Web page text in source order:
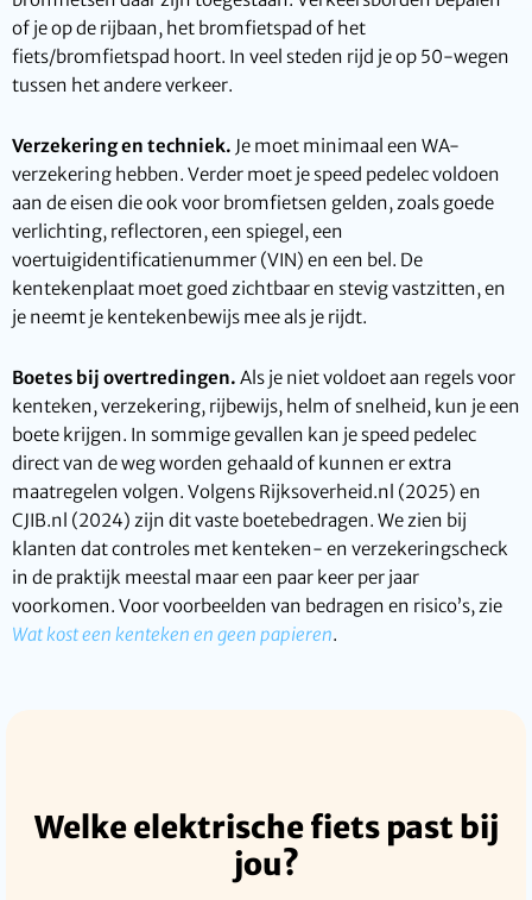
of je op de rijbaan, het bromfietspad of het
fiets/bromfietspad hoort. In veel steden rijd je op 50-wegen
tussen het andere verkeer.
Verzekering en techniek. Je moet minimaal een WA-
verzekering hebben. Verder moet je speed pedelec voldoen
aan de eisen die ook voor bromfietsen gelden, zoals goede
verlichting, reflectoren, een spiegel, een
voertuigidentificatienummer (VIN) en een bel. De
kentekenplaat moet goed zichtbaar en stevig vastzitten, en
je neemt je kentekenbewijs mee als je rijdt.
Boetes bij overtredingen. Als je niet voldoet aan regels voor
kenteken, verzekering, rijbewijs, helm of snelheid, kun je een
boete krijgen. In sommige gevallen kan je speed pedelec
direct van de weg worden gehaald of kunnen er extra
maatregelen volgen. Volgens Rijksoverheid.nl (2025) en
CJIB.nl (2024) zijn dit vaste boetebedragen. We zien bij
klanten dat controles met kenteken- en verzekeringscheck
in de praktijk meestal maar een paar keer per jaar
voorkomen. Voor voorbeelden van bedragen en risico’s, zie
Wat kost een kenteken en geen papieren.
Welke elektrische fiets past bij
jou?